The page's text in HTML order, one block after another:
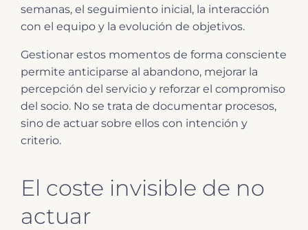
semanas, el seguimiento inicial, la interacción
con el equipo y la evolución de objetivos.
Gestionar estos momentos de forma consciente
permite anticiparse al abandono, mejorar la
percepción del servicio y reforzar el compromiso
del socio. No se trata de documentar procesos,
sino de actuar sobre ellos con intención y
criterio.
El coste invisible de no
actuar